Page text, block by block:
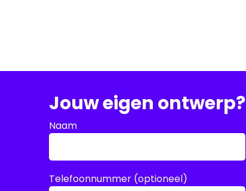
Jouw eigen ontwerp?
Naam
Telefoonnummer (optioneel)